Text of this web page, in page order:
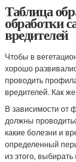
Таблица
обработки
вредителей
Чтобы в
хорошо
проводить
вредителей. Как
В зависимости от
должны
какие болезни и
определенный
из этого,